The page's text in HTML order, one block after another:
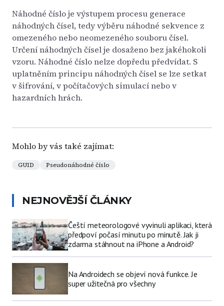
Náhodné číslo je výstupem procesu generace
náhodných čísel, tedy výběru náhodné sekvence z
omezeného nebo neomezeného souboru čísel.
Určení náhodných čísel je dosaženo bez jakéhokoli
vzoru. Náhodné číslo nelze dopředu předvídat. S
uplatněním principu náhodných čísel se lze setkat
v šifrování, v počítačových simulací nebo v
hazardních hrách.
Mohlo by vás také zajímat:
GUID Pseudonáhodné číslo
NEJNOVĚJŠÍ ČLÁNKY
Čeští meteorologové vyvinuli aplikaci, která
předpoví počasí minutu po minutě. Jak ji
zdarma stáhnout na iPhone a Android?
Na Androidech se objeví nová funkce. Je
super užitečná pro všechny